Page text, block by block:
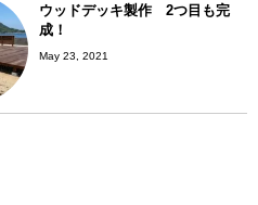
ウッドデッキ製作 2つ目も完
成！
May 23, 2021